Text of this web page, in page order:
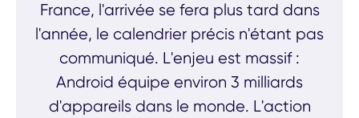
France, l'arrivée se fera plus tard dans
l'année, le calendrier précis n'étant pas
communiqué. L'enjeu est massif :
Android équipe environ 3 milliards
d'appareils dans le monde. L'action